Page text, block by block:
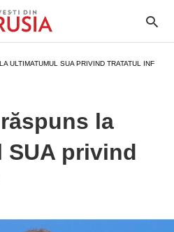
ULTIMATUMUL SUA PRIVIND TRATATUL INF
la
privind